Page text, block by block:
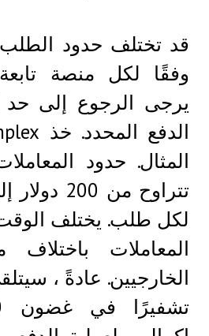
قد تختلف حدود الطلب
وفقًا لكل منصة
يرجى الرجوع إلى
لكل طلب. يختلف الوقت
المعاملات
الخارجيين. عادةً ،